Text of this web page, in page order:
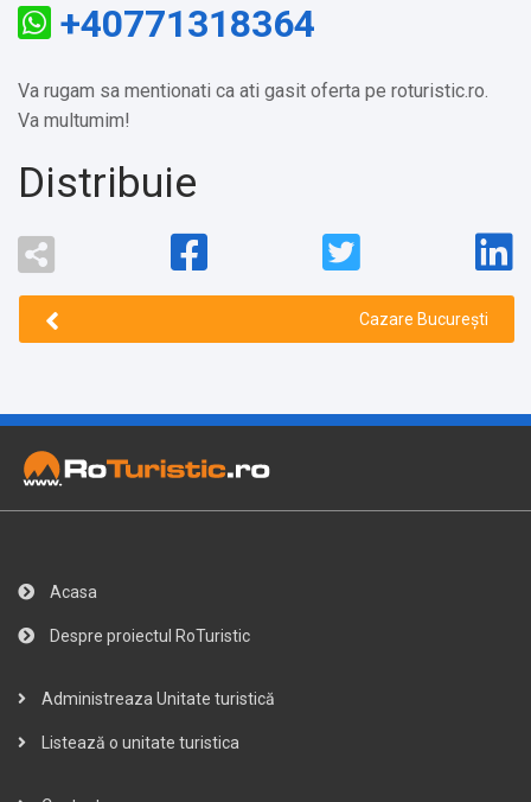
+40771318364
Va rugam sa mentionati ca ati gasit oferta pe roturistic.ro.
Va multumim!
Distribuie
Cazare București
Acasa
Despre proiectul RoTuristic
Administreaza Unitate turistică
Listează o unitate turistica